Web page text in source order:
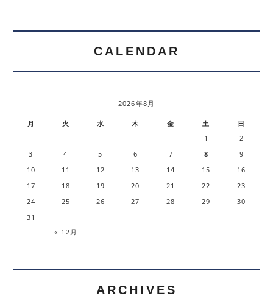
CALENDAR
2026年8月
月 火 水 木 金 土 日
« 12月
1
2
3
4 5 6 7 8
9
10
11 12 13 14 15
16
17
18 19 20 21 22
23
24
25 26 27 28 29
30
31
ARCHIVES